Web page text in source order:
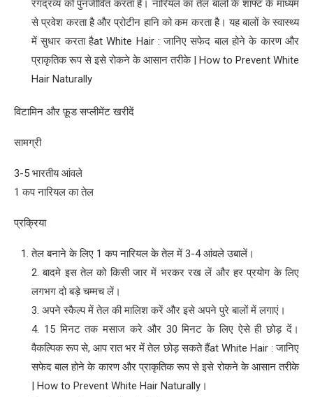
रंगद्रव्य को पुनर्जीवित करता है। नारियल का तेल बालों के शाफ्ट के माध्यम
से प्रवेश करता है और प्रोटीन हानि को कम करता है। यह बालों के स्वास्थ्य
में सुधार करता हैat White Hair : जानिए सफेद बाल होने के कारण और
प्राकृतिक रूप से इसे रोकने के आसान तरीके | How to Prevent White
Hair Naturally
विटामिन और फ़ूड सप्लीमेंट खरीदें
सामग्री
3-5 भारतीय आंवले
1 कप नारियल का तेल
प्रक्रिया
तेल बनाने के लिए 1 कप नारियल के तेल में 3-4 आंवले उबालें।
2. बादमे इस तेल को किसी जार में भरकर रख लें और हर प्रयोग के लिए
लगभग दो बड़े चम्मच लें।
3. अपने स्कैल्प में तेल की मालिश करें और इसे अपने पुरे बालों में लगाएं।
4. 15 मिनट तक मसाज करे और 30 मिनट के लिए ऐसे ही छोड़ दें।
वैकल्पिक रूप से, आप रात भर में तेल छोड़ सकते हैंat White Hair : जानिए
सफेद बाल होने के कारण और प्राकृतिक रूप से इसे रोकने के आसान तरीके
| How to Prevent White Hair Naturally।